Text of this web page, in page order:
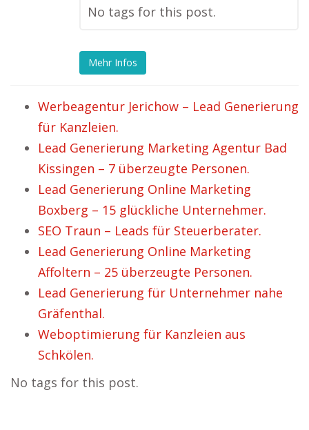
No tags for this post.
Mehr Infos
Werbeagentur Jerichow – Lead Generierung
für Kanzleien.
Lead Generierung Marketing Agentur Bad
Kissingen – 7 überzeugte Personen.
Lead Generierung Online Marketing
Boxberg – 15 glückliche Unternehmer.
SEO Traun – Leads für Steuerberater.
Lead Generierung Online Marketing
Affoltern – 25 überzeugte Personen.
Lead Generierung für Unternehmer nahe
Gräfenthal.
Weboptimierung für Kanzleien aus
Schkölen.
No tags for this post.